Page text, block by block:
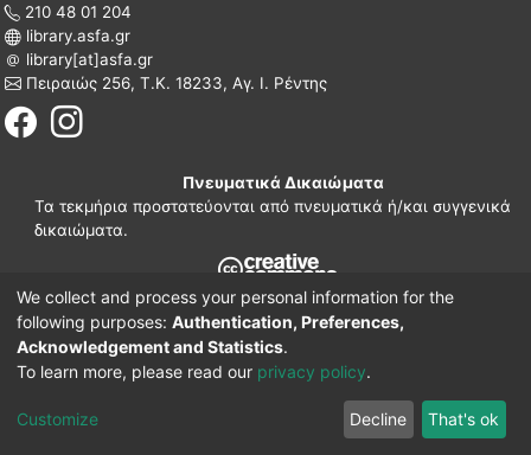
210 48 01 204
library.asfa.gr
library[at]asfa.gr
Πειραιώς 256, Τ.Κ. 18233, Αγ. Ι. Ρέντης
Πνευματικά Δικαιώματα
Τα τεκμήρια προστατεύονται από πνευματικά ή/και συγγενικά
δικαιώματα.
210 38 97 109
www.asfa.gr
Πατησίων 42, Τ.Κ. 10682, Αθήνα
DSpace software Implementation ELiDOC
We collect and process your personal information for the
following purposes: Authentication, Preferences,
Acknowledgement and Statistics.
To learn more, please read our privacy policy.
Customize Decline That's ok